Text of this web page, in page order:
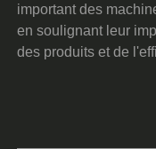
important des
en soulignant leur
des produits et de